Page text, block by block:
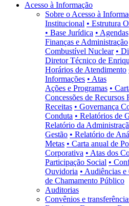
Acesso à Informação
Sobre o Acesso à
Institucional • Estrutura
• Base Jurídica • Agendas
Finanças e Administração
Combustível Nuclear •
Diretor Técnico de
Horários de Atendimento
Informações • Atas
Ações e Programas •
Concessões de
Receitas • Governança
Conduta • Relatórios de
Relatório da
Gestão • Relatório de
Metas • Carta anual de
Corporativa • Atas dos
Participação Social •
Ouvidoria • Audiências
de Chamamento Público
Auditorias
Convênios e